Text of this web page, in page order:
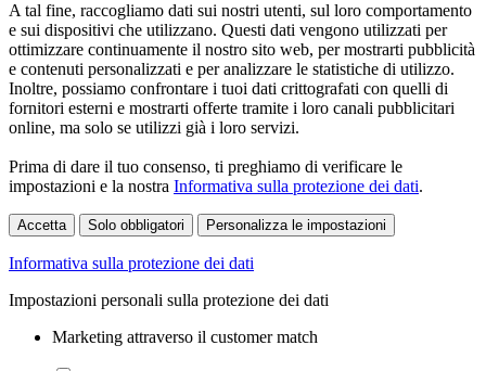
A tal fine, raccogliamo dati sui nostri utenti, sul loro comportamento
e sui dispositivi che utilizzano. Questi dati vengono utilizzati per
ottimizzare continuamente il nostro sito web, per mostrarti pubblicità
e contenuti personalizzati e per analizzare le statistiche di utilizzo.
Inoltre, possiamo confrontare i tuoi dati crittografati con quelli di
fornitori esterni e mostrarti offerte tramite i loro canali pubblicitari
online, ma solo se utilizzi già i loro servizi.
Prima di dare il tuo consenso, ti preghiamo di verificare le
impostazioni e la nostra Informativa sulla protezione dei dati.
Accetta Solo obbligatori Personalizza le impostazioni
Informativa sulla protezione dei dati
Impostazioni personali sulla protezione dei dati
Marketing attraverso il customer match